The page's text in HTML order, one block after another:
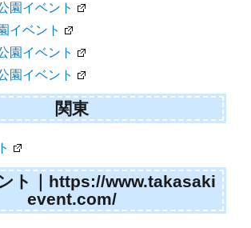
園イベント
イベント
園イベント
園イベント
関東
ト｜https://www.takasaki
event.com/